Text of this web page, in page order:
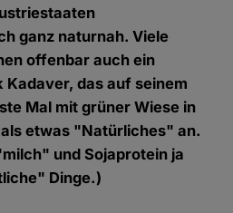
ganz naturnah. Viele
offenbar auch ein
das auf seinem
Mal mit grüner Wiese in
etwas "Natürliches" an.
und Sojaprotein ja
Dinge.)